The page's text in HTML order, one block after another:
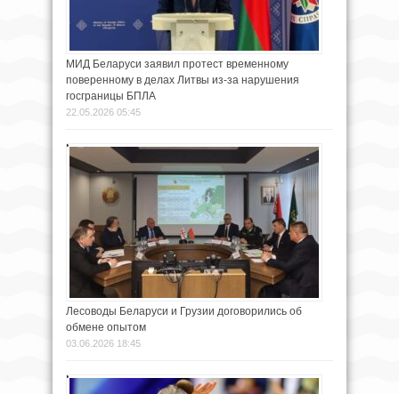
МИД Беларуси заявил протест временному
поверенному в делах Литвы из-за нарушения
госграницы БПЛА
22.05.2026 05:45
Лесоводы Беларуси и Грузии договорились об
обмене опытом
03.06.2026 18:45